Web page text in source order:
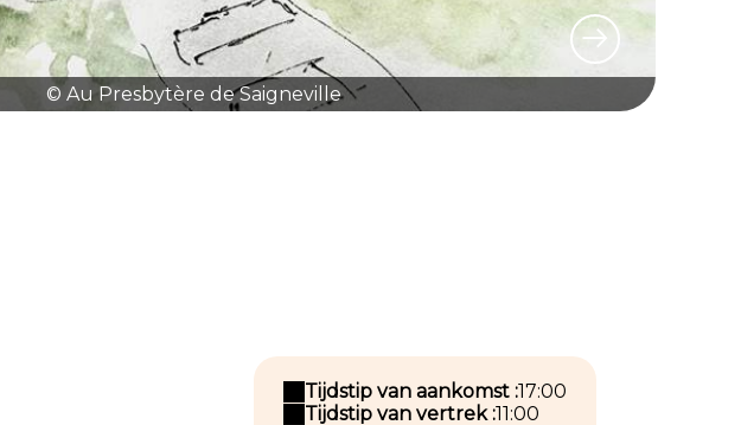
© Au Presbytère de Saigneville
Tijdstip van aankomst :17:00
Tijdstip van vertrek :11:00